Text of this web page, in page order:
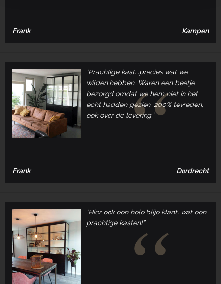
Frank Kampen
“Prachtige kast...precies wat we
wilden hebben. Waren een beetje
bezorgd omdat we hem niet in het
echt hadden gezien. 200% tevreden,
ook over de levering.”
Frank Dordrecht
“Hier ook een hele blije klant, wat een
prachtige kasten!”